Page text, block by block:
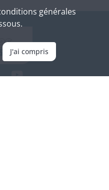
générales
J'ai compris